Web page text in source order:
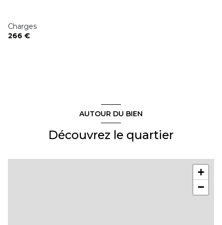
interphone
Charges
266 €
AUTOUR DU BIEN
Découvrez le quartier
+
−